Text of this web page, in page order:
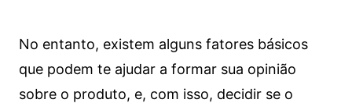
No entanto, existem alguns fatores básicos
que podem te ajudar a formar sua opinião
sobre o produto, e, com isso, decidir se o